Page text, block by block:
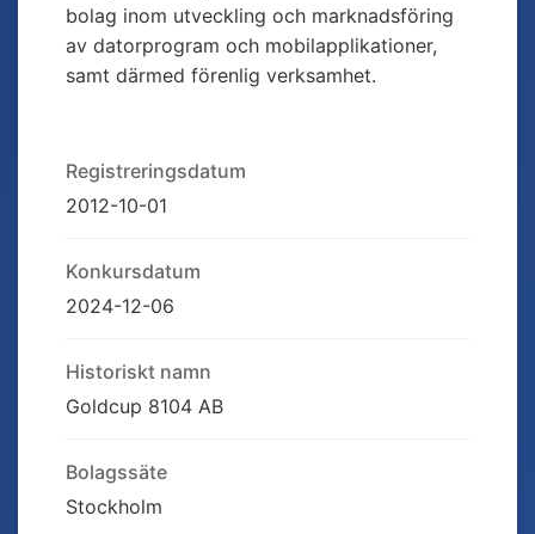
bolag inom utveckling och marknadsföring
av datorprogram och mobilapplikationer,
samt därmed förenlig verksamhet.
Registreringsdatum
2012-10-01
Konkursdatum
2024-12-06
Historiskt namn
Goldcup 8104 AB
Bolagssäte
Stockholm